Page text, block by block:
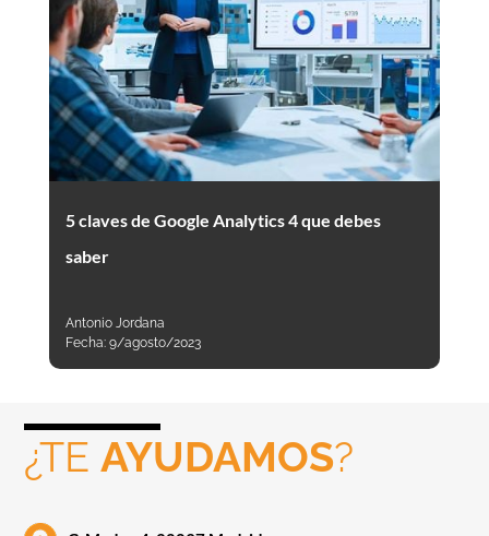
5 claves de Google Analytics 4 que debes
saber
Antonio Jordana
Fecha: 9/agosto/2023
¿TEAYUDAMOS?